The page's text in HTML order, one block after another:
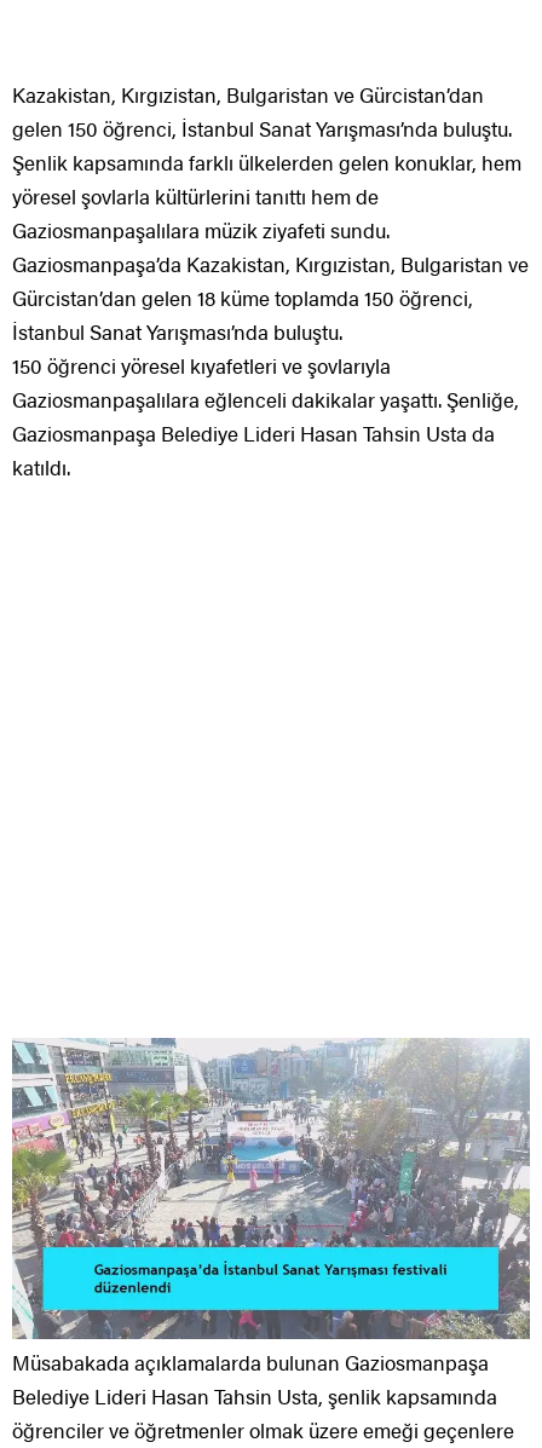
Kazakistan, Kırgızistan, Bulgaristan ve Gürcistan’dan
gelen 150 öğrenci, İstanbul Sanat Yarışması’nda buluştu.
Şenlik kapsamında farklı ülkelerden gelen konuklar, hem
yöresel şovlarla kültürlerini tanıttı hem de
Gaziosmanpaşalılara müzik ziyafeti sundu.
Gaziosmanpaşa’da Kazakistan, Kırgızistan, Bulgaristan ve
Gürcistan’dan gelen 18 küme toplamda 150 öğrenci,
İstanbul Sanat Yarışması’nda buluştu.
150 öğrenci yöresel kıyafetleri ve şovlarıyla
Gaziosmanpaşalılara eğlenceli dakikalar yaşattı. Şenliğe,
Gaziosmanpaşa Belediye Lideri Hasan Tahsin Usta da
katıldı.
Müsabakada açıklamalarda bulunan Gaziosmanpaşa
Belediye Lideri Hasan Tahsin Usta, şenlik kapsamında
öğrenciler ve öğretmenler olmak üzere emeği geçenlere